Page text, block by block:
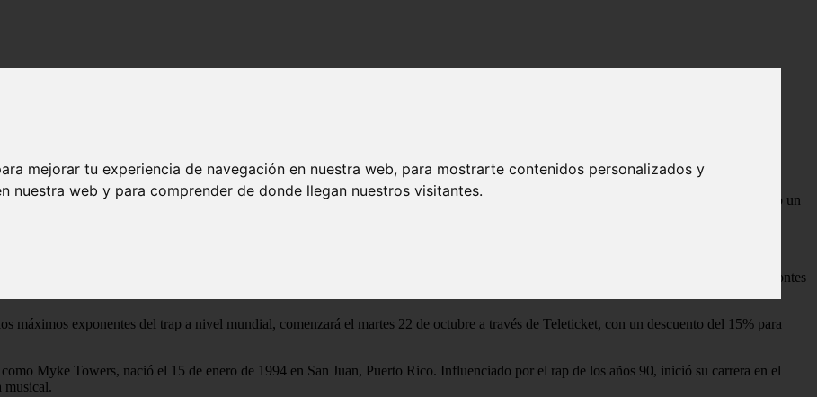
mejorar tu experiencia de navegación en nuestra web, para mostrarte contenidos personalizados y
nuestra web y para comprender de donde llegan nuestros visitantes.
Negra’: conoce la fecha, lugar y precios de entradas
en noviembre como parte de su gira ‘Pantera Negra’, nombre de su más reciente álbum, el cual, según él mismo, lo hace sentir como un
el artista internacional ha logrado cautivar a sus seguidores y demostrar su gran talento.
peruanos en un impresionante concierto que se realizará el domingo 24 de noviembre en Costa 21, en el distrito de San Miguel.
de la música actual. Su nuevo trabajo incluye 20 canciones, en colaboración con artistas como Peso Pluma, Jay Wheeler, Omar Montes
curiosidad'.
máximos exponentes del trap a nivel mundial, comenzará el martes 22 de octubre a través de Teleticket, con un descuento del 15% para
Myke Towers, nació el 15 de enero de 1994 en San Juan, Puerto Rico. Influenciado por el rap de los años 90, inició su carrera en el
musical.